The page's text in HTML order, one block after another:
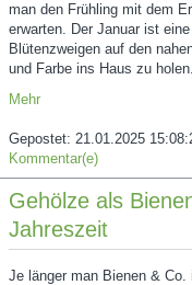
man den Frühling mit dem
erwarten. Der Januar ist
Blütenzweigen auf den
und Farbe ins Haus zu
Mehr
Gepostet: 21.01.2025
Kommentar(e)
Gehölze als
Jahreszeit
Je länger man Bienen &